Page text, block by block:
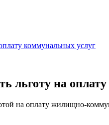
коммунальных услуг
льготу на
на оплату жилищно-